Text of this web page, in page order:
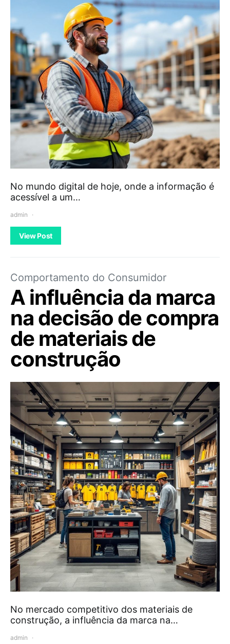
No mundo digital de hoje, onde a informação é
acessível a um…
admin
View Post
Comportamento do Consumidor
A influência da marca
na decisão de compra
de materiais de
construção
No mercado competitivo dos materiais de
construção, a influência da marca na…
admin